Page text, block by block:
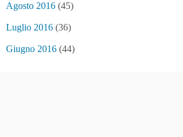
Agosto 2016 (45)
Luglio 2016 (36)
Giugno 2016 (44)